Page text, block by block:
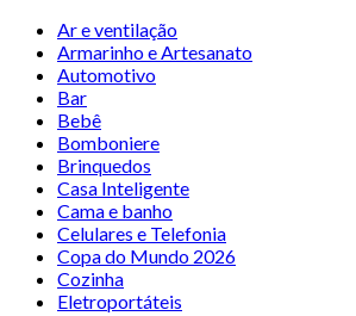
Ar e ventilação
Armarinho e Artesanato
Automotivo
Bar
Bebê
Bomboniere
Brinquedos
Casa Inteligente
Cama e banho
Celulares e Telefonia
Copa do Mundo 2026
Cozinha
Eletroportáteis